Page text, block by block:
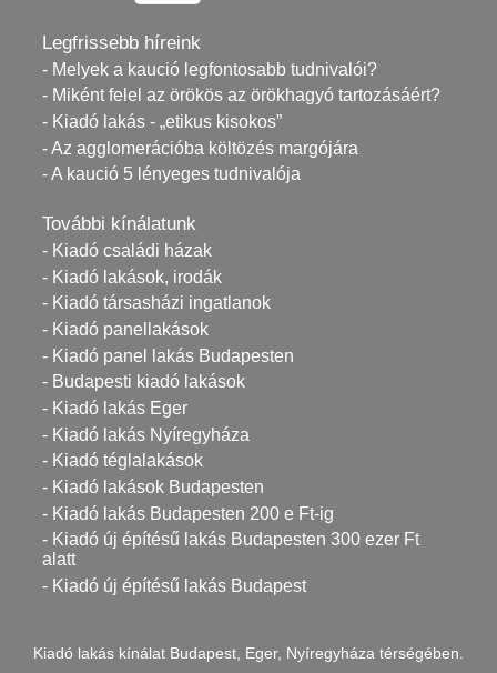
Legfrissebb híreink
- Melyek a kaució legfontosabb tudnivalói?
- Miként felel az örökös az örökhagyó tartozásáért?
- Kiadó lakás - „etikus kisokos”
- Az agglomerációba költözés margójára
- A kaució 5 lényeges tudnivalója
További kínálatunk
- Kiadó családi házak
- Kiadó lakások, irodák
- Kiadó társasházi ingatlanok
- Kiadó panellakások
- Kiadó panel lakás Budapesten
- Budapesti kiadó lakások
- Kiadó lakás Eger
- Kiadó lakás Nyíregyháza
- Kiadó téglalakások
- Kiadó lakások Budapesten
- Kiadó lakás Budapesten 200 e Ft-ig
- Kiadó új építésű lakás Budapesten 300 ezer Ft
alatt
- Kiadó új építésű lakás Budapest
Kiadó lakás kínálat Budapest, Eger, Nyíregyháza térségében.